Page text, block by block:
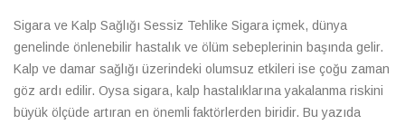
Sigara ve Kalp Sağlığı Sessiz Tehlike Sigara içmek, dünya
genelinde önlenebilir hastalık ve ölüm sebeplerinin başında gelir.
Kalp ve damar sağlığı üzerindeki olumsuz etkileri ise çoğu zaman
göz ardı edilir. Oysa sigara, kalp hastalıklarına yakalanma riskini
büyük ölçüde artıran en önemli faktörlerden biridir. Bu yazıda